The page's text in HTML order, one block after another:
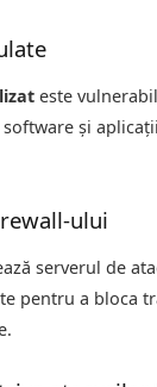
este
și
ului
serverul de
pentru a bloca